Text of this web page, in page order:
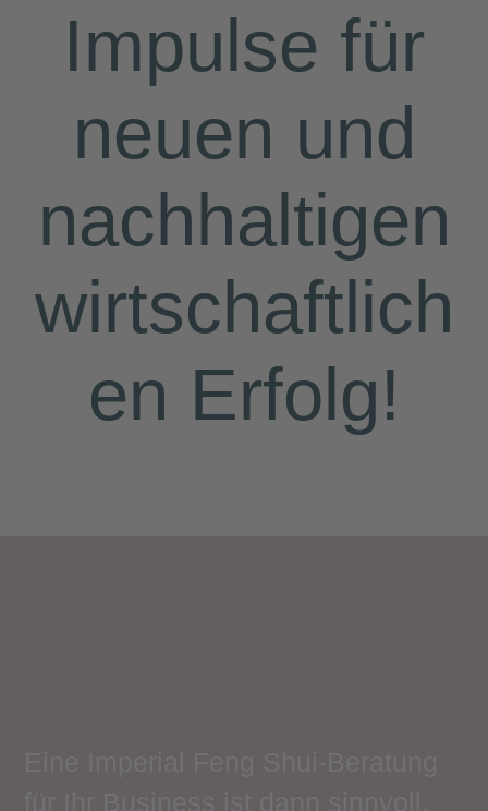
Impulse für
neuen und
nachhaltigen
wirtschaftlich
en Erfolg!